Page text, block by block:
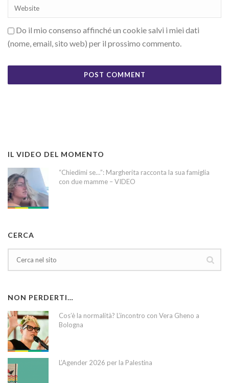
Do il mio consenso affinché un cookie salvi i miei dati
(nome, email, sito web) per il prossimo commento.
IL VIDEO DEL MOMENTO
“Chiedimi se…”: Margherita racconta la sua famiglia
con due mamme – VIDEO
CERCA
NON PERDERTI…
Cos’è la normalità? L’incontro con Vera Gheno a
Bologna
L’Agender 2026 per la Palestina